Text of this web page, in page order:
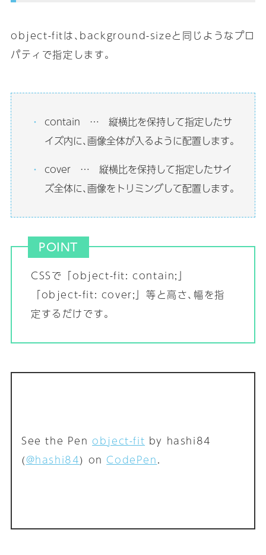
object-fitは､background-sizeと同じようなプロ
パティで指定します｡
contain … 縦横比を保持して指定したサ
イズ内に､画像全体が入るように配置します｡
cover … 縦横比を保持して指定したサイ
ズ全体に､画像をトリミングして配置します｡
POINT
CSSで「object-fit: contain;」
「object-fit: cover;」等と高さ､幅を指
定するだけです｡
See the Penobject-fit by hashi84
(@hashi84) on CodePen.